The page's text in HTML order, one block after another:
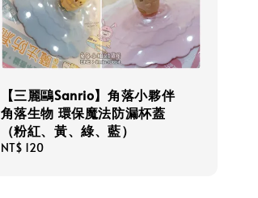
【三麗鷗Sanrio】角落小夥伴
角落生物 環保魔法防漏杯蓋
（粉紅、黃、綠、藍）
Regular
NT$ 120